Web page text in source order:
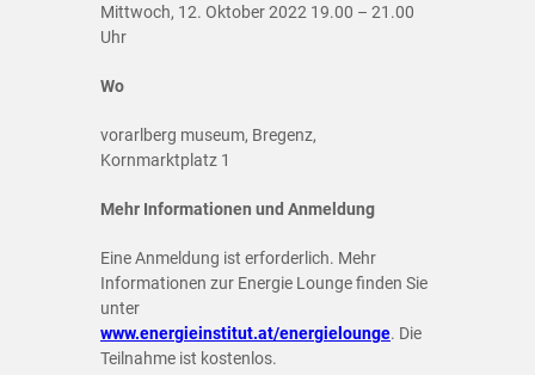
Mittwoch, 12. Oktober 2022 19.00 – 21.00
Uhr
Wo
vorarlberg museum, Bregenz,
Kornmarktplatz 1
Mehr Informationen und Anmeldung
Eine Anmeldung ist erforderlich. Mehr
Informationen zur Energie Lounge finden Sie
unter
www.energieinstitut.at/energielounge. Die
Teilnahme ist kostenlos.